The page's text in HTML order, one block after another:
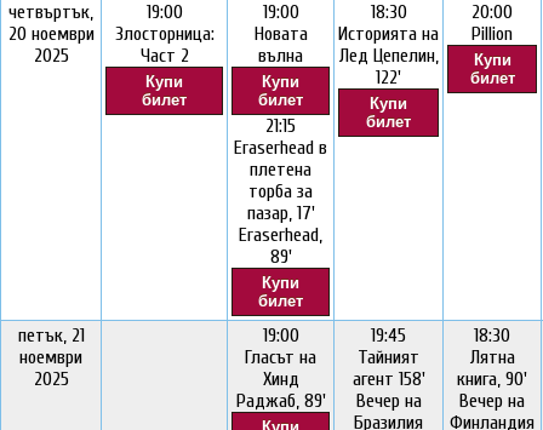
четвъртък,
20 ноември
2025
19:00
Злосторница:
Част 2
Купи
билет
19:00
Новата
вълна
Купи
билет
21:15
Eraserhead в
плетена
торба за
пазар, 17'
Eraserhead,
89'
Купи
билет
18:30
Историята на
Лед Цепелин,
122'
Купи
билет
20:00
Pillion
Купи
билет
петък, 21
ноември
2025
19:00
Гласът на
Хинд
Раджаб, 89'
19:45
Тайният
агент 158'
Вечер на
Бразилия
18:30
Лятна
книга, 90'
Вечер на
Финландия